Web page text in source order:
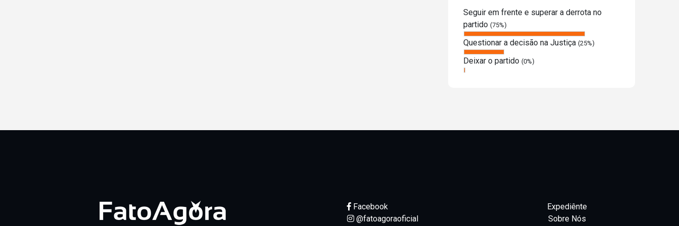
Seguir em frente e superar a derrota no
partido (75%)
Questionar a decisão na Justiça (25%)
Deixar o partido (0%)
Facebook
@fatoagoraoficial
Expediênte
Sobre Nós